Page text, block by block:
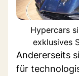
Hypercars
exklusives
Andererseits
für